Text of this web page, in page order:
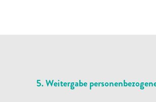
5. Weitergabe